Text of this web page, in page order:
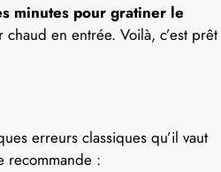
minutes pour gratiner le
chaud en entrée. Voilà, c’est prêt
erreurs classiques qu’il vaut
recommande :